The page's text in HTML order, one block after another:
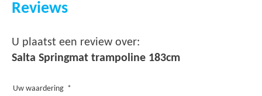
Reviews
U plaatst een review over:
Salta Springmat trampoline 183cm
Uw waardering